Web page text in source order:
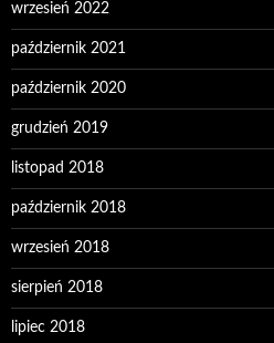
wrzesień 2022
październik 2021
październik 2020
grudzień 2019
listopad 2018
październik 2018
wrzesień 2018
sierpień 2018
lipiec 2018